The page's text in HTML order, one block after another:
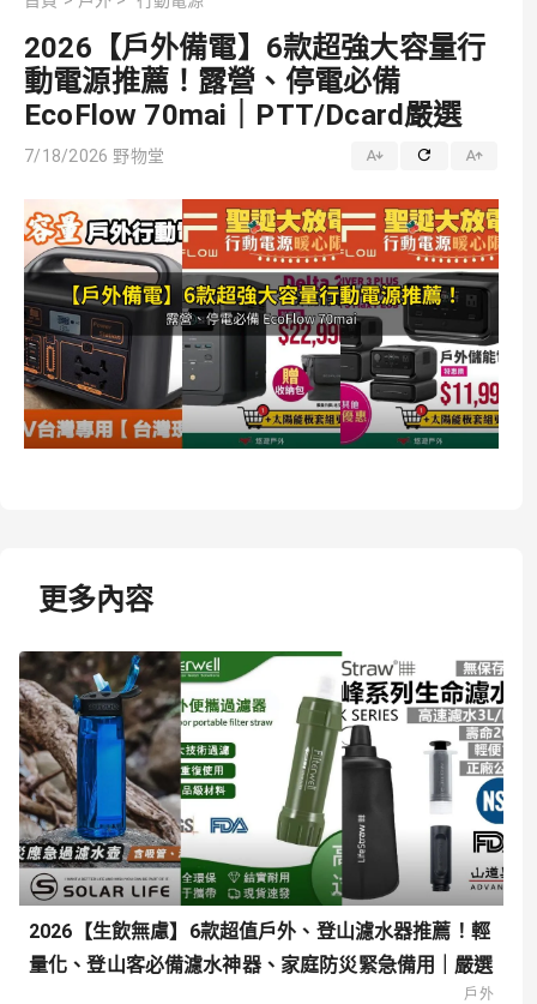
2026【戶外備電】6款超強大容量行
動電源推薦！露營、停電必備
EcoFlow 70mai｜PTT/Dcard嚴選
7/18/2026 野物堂
更多內容
2026【生飲無慮】6款超值戶外、登山濾水器推薦！輕
量化、登山客必備濾水神器、家庭防災緊急備用｜嚴選
戶外